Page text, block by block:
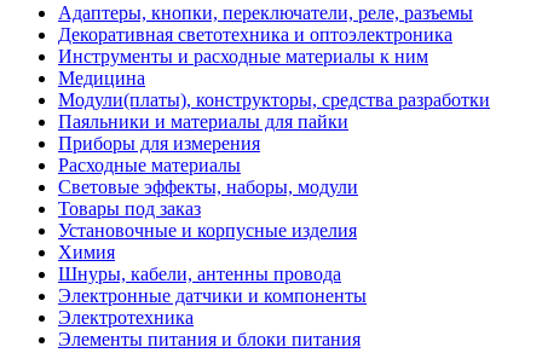
Адаптеры, кнопки, переключатели, реле, разъемы
Декоративная светотехника и оптоэлектроника
Инструменты и расходные материалы к ним
Медицина
Модули(платы), конструкторы, средства разработки
Паяльники и материалы для пайки
Приборы для измерения
Расходные материалы
Световые эффекты, наборы, модули
Товары под заказ
Установочные и корпусные изделия
Химия
Шнуры, кабели, антенны провода
Электронные датчики и компоненты
Электротехника
Элементы питания и блоки питания